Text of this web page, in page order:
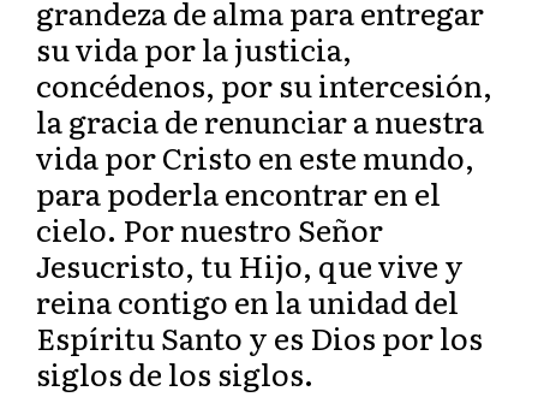
grandeza de alma para entregar
su vida por la justicia,
concédenos, por su intercesión,
la gracia de renunciar a nuestra
vida por Cristo en este mundo,
para poderla encontrar en el
cielo. Por nuestro Señor
Jesucristo, tu Hijo, que vive y
reina contigo en la unidad del
Espíritu Santo y es Dios por los
siglos de los siglos.